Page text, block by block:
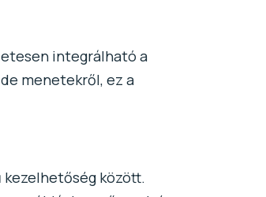
integrálható a
menetekről, ez a
között.